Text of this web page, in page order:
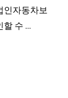
인자동차보
할 수 …